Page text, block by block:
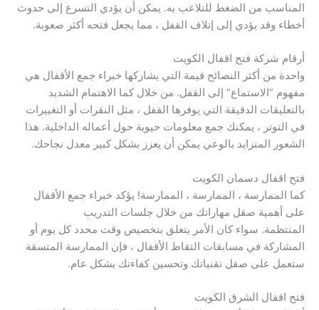
المناسب من الضغط للتلاعب به. يمكن أن يؤدي التسرع إلى حدوث
أخطاء وقد يؤدي إلى إتلاف القفل ، مما يجعل فتحه أكثر صعوبة.
أرقام شركة فتح اقفال الكويت
واحدة من أكثر النصائح قيمة التي يشاركها خبراء جمع الأقفال هي
مفهوم “الاستماع” إلى القفل. من خلال كما الاهتمام الشديد
بالتعليقات الدقيقة التي يوفرها القفل ، مثل النقرات أو التغييرات
في التوتر ، يمكنك جمع معلومات حيوية حول أعماله الداخلية. هذا
الشعور المتزايد بالوعي يمكن أن يعزز بشكل كبير معدل نجاحك.
فتح اقفال دسمان الكويت
كما الممارسة ، الممارسة ، الممارسة! يؤكد خبراء جمع الأقفال
على أهمية صقل مهاراتك من خلال جلسات التدريب
المنتظمة. سواء كان الأمر يتعلق بتخصيص وقت محدد كل يوم أو
المشاركة في مسابقات التقاط الأقفال ، فإن الممارسة المتسقة
ستعمل على صقل تقنياتك وتحسين كفاءتك بشكل عام.
فتح اقفال الشرق الكويت